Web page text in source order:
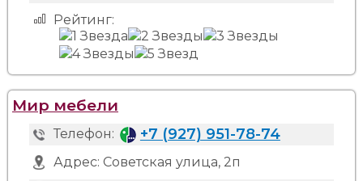
Рейтинг:
Мир мебели
Телефон: +7 (927) 951-78-74
Адрес: Советская улица, 2п